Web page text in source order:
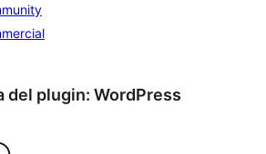
del plugin: WordPress